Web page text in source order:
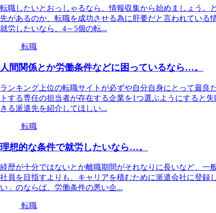
転職したいとおっしゃるなら、情報収集から始めましょう
先があるのか、転職を成功させる為に肝要だと言われてい
就労したいなら、4～5個の転...
転職
人間関係とか労働条件などに困っているなら…。
ランキング上位の転職サイトが必ずや自分自身にとって最
トする専任の担当者が存在する企業を1つ選ぶようにすると
きる派遣先を紹介してほしい...
転職
理想的な条件で就労したいなら…。
経歴が十分ではないとか離職期間がそれなりに長いなど、
社員を目指すよりも、キャリアを積むために派遣会社に登録
い」のならば、労働条件の悪い企...
転職